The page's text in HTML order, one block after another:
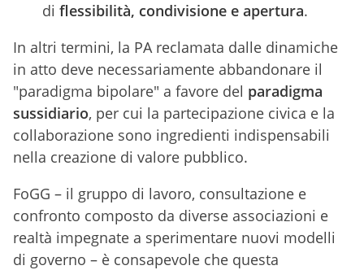
di flessibilità, condivisione e apertura.
In altri termini, la PA reclamata dalle dinamiche
in atto deve necessariamente abbandonare il
"paradigma bipolare" a favore del paradigma
sussidiario, per cui la partecipazione civica e la
collaborazione sono ingredienti indispensabili
nella creazione di valore pubblico.
FoGG – il gruppo di lavoro, consultazione e
confronto composto da diverse associazioni e
realtà impegnate a sperimentare nuovi modelli
di governo – è consapevole che questa